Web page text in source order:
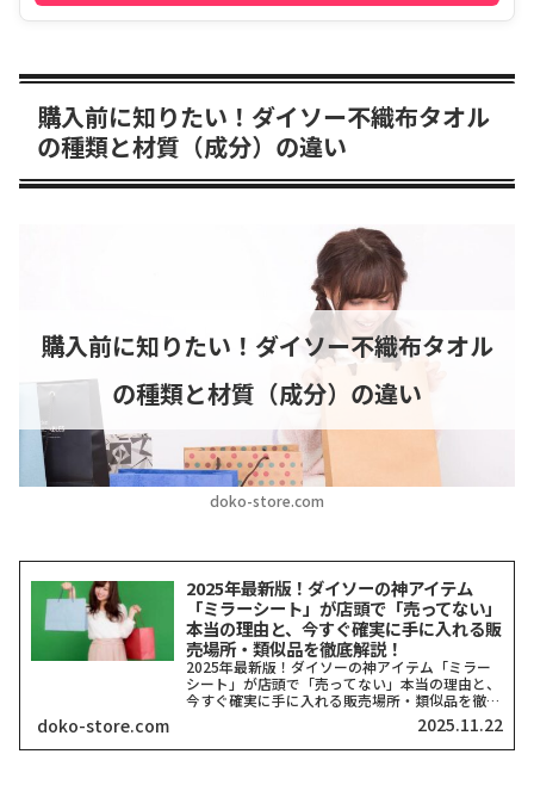
購入前に知りたい！ダイソー不織布タオル
の種類と材質（成分）の違い
doko-store.com
購入前に知りたい！ダイソー不織布タオル
の種類と材質（成分）の違い
2025年最新版！ダイソーの神アイテム
「ミラーシート」が店頭で「売ってない」
本当の理由と、今すぐ確実に手に入れる販
売場所・類似品を徹底解説！
2025年最新版！ダイソーの神アイテム「ミラー
シート」が店頭で「売ってない」本当の理由と、
今すぐ確実に手に入れる販売場所・類似品を徹底
解説！ダイソーのミラーシートは店頭で見つから
ないことが多いですが、実はネット通販でも類似
の高性能な商品が多...
doko-store.com 2025.11.22